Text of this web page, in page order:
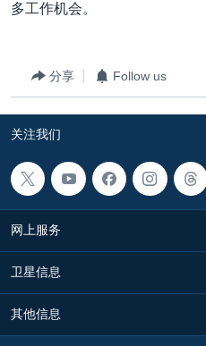
美洲
劳工
美中关系
埃博拉疫情
美国之音专访
重要讲话与声明
台海两岸关系
南中国海争端
关注新疆
GEN Z 看美国
中文广播
其他语言网站
多工作机会。
分享 Follow us
关注我们
网上服务
卫星信息
其他信息